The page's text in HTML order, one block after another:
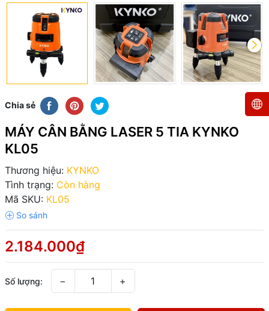
Chia sẻ
MÁY CÂN BẰNG LASER 5 TIA KYNKO
KL05
Thương hiệu: KYNKO
Tình trạng: Còn hàng
Mã SKU: KL05
2.184.000₫
Số lượng: − +